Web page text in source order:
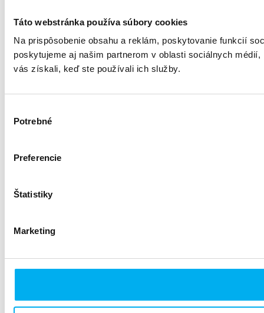
Táto webstránka používa súbory cookies
Na prispôsobenie obsahu a reklám, poskytovanie funkcií
poskytujeme aj našim partnerom v oblasti sociálnych
vás získali, keď ste používali ich služby.
súhlasu
Potrebné
Preferencie
Štatistiky
Marketing